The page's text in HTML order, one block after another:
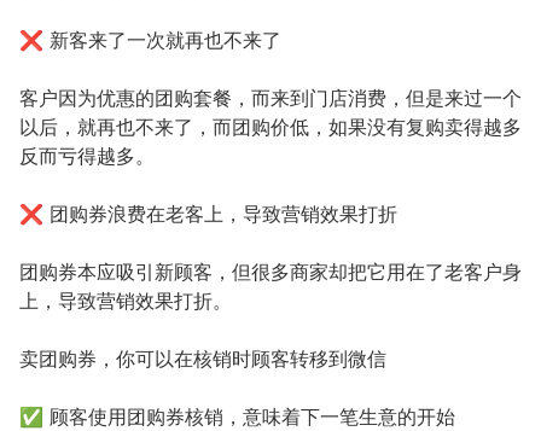
❌ 新客来了一次就再也不来了
客户因为优惠的团购套餐，而来到门店消费，但是来过一个
以后，就再也不来了，而团购价低，如果没有复购卖得越多
反而亏得越多。
❌ 团购券浪费在老客上，导致营销效果打折
团购券本应吸引新顾客，但很多商家却把它用在了老客户身
上，导致营销效果打折。
卖团购券，你可以在核销时顾客转移到微信
✅ 顾客使用团购券核销，意味着下一笔生意的开始